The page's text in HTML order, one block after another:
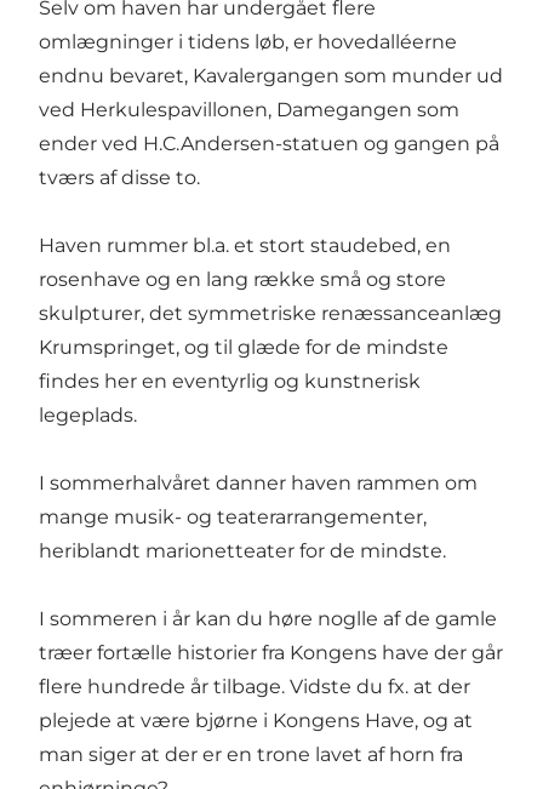
Selv om haven har undergået flere
omlægninger i tidens løb, er hovedalléerne
endnu bevaret, Kavalergangen som munder ud
ved Herkulespavillonen, Damegangen som
ender ved H.C.Andersen-statuen og gangen på
tværs af disse to.
Haven rummer bl.a. et stort staudebed, en
rosenhave og en lang række små og store
skulpturer, det symmetriske renæssanceanlæg
Krumspringet, og til glæde for de mindste
findes her en eventyrlig og kunstnerisk
legeplads.
I sommerhalvåret danner haven rammen om
mange musik- og teaterarrangementer,
heriblandt marionetteater for de mindste.
I sommeren i år kan du høre noglle af de gamle
træer fortælle historier fra Kongens have der går
flere hundrede år tilbage. Vidste du fx. at der
plejede at være bjørne i Kongens Have, og at
man siger at der er en trone lavet af horn fra